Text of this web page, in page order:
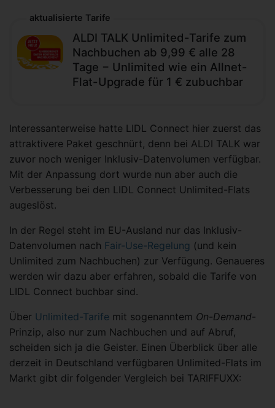
aktualisierte Tarife
ALDI TALK Unlimited-Tarife zum
Nachbuchen ab 9,99 € alle 28
Tage − Unlimited wie ein Allnet-
Flat-Upgrade für 1 € zubuchbar
Interessanterweise hatte LIDL Connect hier zuerst das
attraktivere Paket geschnürt, denn bei ALDI TALK war
zuvor noch weniger Inklusiv-Datenvolumen verfügbar.
Mit der Anpassung dort wurde nun aber auch die
Verbesserung bei den LIDL Connect Unlimited-Flats
augeslöst.
In der Regel steht im EU-Ausland nur das Inklusiv-
Datenvolumen nach Fair-Use-Regelung (und kein
Unlimited zum Nachbuchen) zur Verfügung. Genaueres
werden wir dazu aber erfahren, sobald die Tarife von
LIDL Connect buchbar sind.
Über Unlimited-Tarife mit sogenanntem On-Demand-
Prinzip, also nur zum Nachbuchen und auf Abruf,
scheiden sich ja die Geister. Einen Überblick über alle
derzeit in Deutschland verfügbaren Unlimited-Flats im
Markt gibt dir folgender Vergleich bei TARIFFUXX: